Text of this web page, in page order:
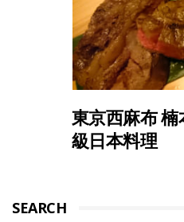
東京西麻布
級日本料理
SEARCH